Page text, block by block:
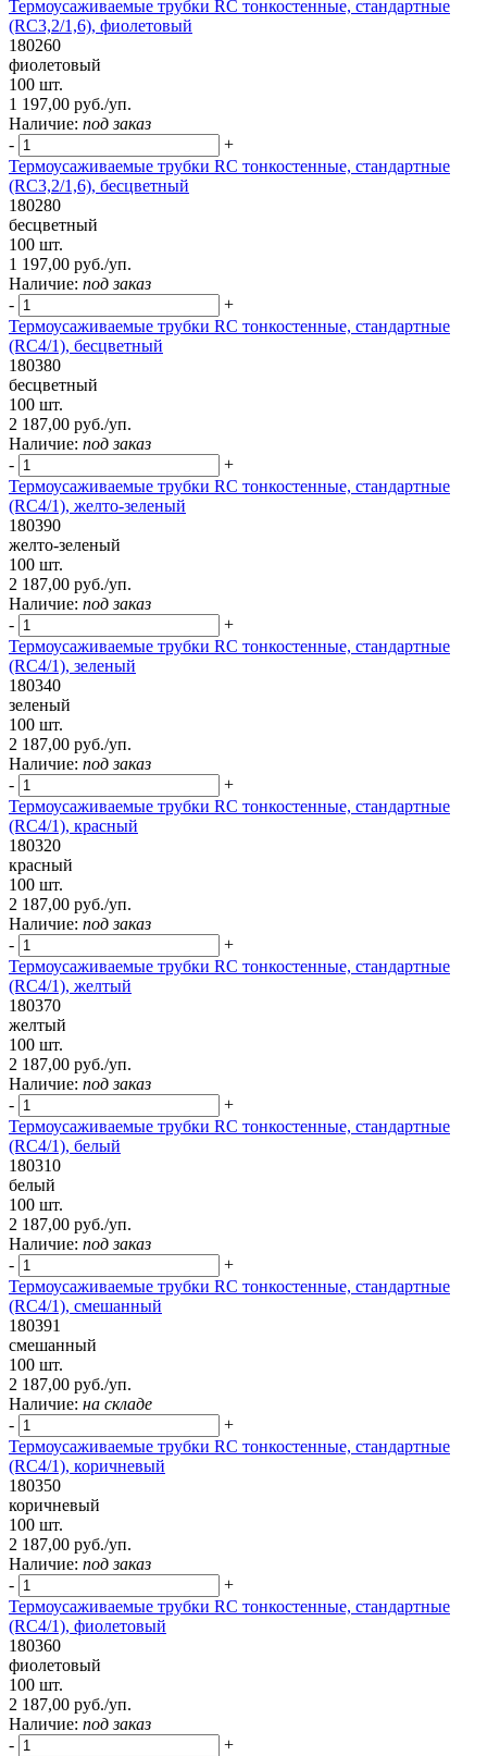
Термоусаживаемые трубки RC тонкостенные, стандартные
(RC3,2/1,6), фиолетовый
180260
фиолетовый
100 шт.
1 197,00 руб./уп.
Наличие: под заказ
-
+
Термоусаживаемые трубки RC тонкостенные, стандартные
(RC3,2/1,6), бесцветный
180280
бесцветный
100 шт.
1 197,00 руб./уп.
Наличие: под заказ
-
+
Термоусаживаемые трубки RC тонкостенные, стандартные
(RC4/1), бесцветный
180380
бесцветный
100 шт.
2 187,00 руб./уп.
Наличие: под заказ
-
+
Термоусаживаемые трубки RC тонкостенные, стандартные
(RC4/1), желто-зеленый
180390
желто-зеленый
100 шт.
2 187,00 руб./уп.
Наличие: под заказ
-
+
Термоусаживаемые трубки RC тонкостенные, стандартные
(RC4/1), зеленый
180340
зеленый
100 шт.
2 187,00 руб./уп.
Наличие: под заказ
-
+
Термоусаживаемые трубки RC тонкостенные, стандартные
(RC4/1), красный
180320
красный
100 шт.
2 187,00 руб./уп.
Наличие: под заказ
-
+
Термоусаживаемые трубки RC тонкостенные, стандартные
(RC4/1), желтый
180370
желтый
100 шт.
2 187,00 руб./уп.
Наличие: под заказ
-
+
Термоусаживаемые трубки RC тонкостенные, стандартные
(RC4/1), белый
180310
белый
100 шт.
2 187,00 руб./уп.
Наличие: под заказ
-
+
Термоусаживаемые трубки RC тонкостенные, стандартные
(RC4/1), смешанный
180391
смешанный
100 шт.
2 187,00 руб./уп.
Наличие: на складе
-
+
Термоусаживаемые трубки RC тонкостенные, стандартные
(RC4/1), коричневый
180350
коричневый
100 шт.
2 187,00 руб./уп.
Наличие: под заказ
-
+
Термоусаживаемые трубки RC тонкостенные, стандартные
(RC4/1), фиолетовый
180360
фиолетовый
100 шт.
2 187,00 руб./уп.
Наличие: под заказ
-
+